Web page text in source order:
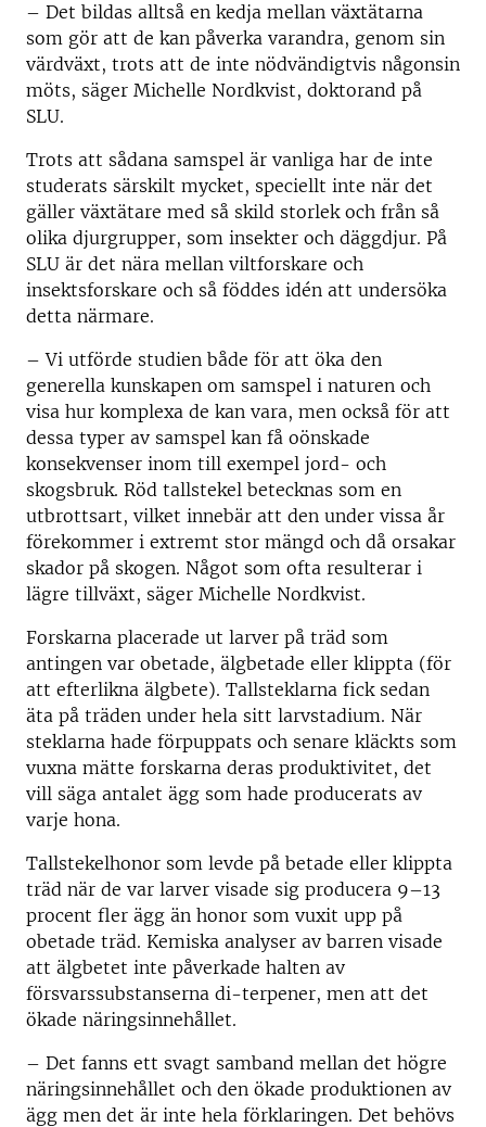
– Det bildas alltså en kedja mellan växtätarna
som gör att de kan påverka varandra, genom sin
värdväxt, trots att de inte nödvändigtvis någonsin
möts, säger Michelle Nordkvist, doktorand på
SLU.
Trots att sådana samspel är vanliga har de inte
studerats särskilt mycket, speciellt inte när det
gäller växtätare med så skild storlek och från så
olika djurgrupper, som insekter och däggdjur. På
SLU är det nära mellan viltforskare och
insektsforskare och så föddes idén att undersöka
detta närmare.
– Vi utförde studien både för att öka den
generella kunskapen om samspel i naturen och
visa hur komplexa de kan vara, men också för att
dessa typer av samspel kan få oönskade
konsekvenser inom till exempel jord- och
skogsbruk. Röd tallstekel betecknas som en
utbrottsart, vilket innebär att den under vissa år
förekommer i extremt stor mängd och då orsakar
skador på skogen. Något som ofta resulterar i
lägre tillväxt, säger Michelle Nordkvist.
Forskarna placerade ut larver på träd som
antingen var obetade, älgbetade eller klippta (för
att efterlikna älgbete). Tallsteklarna fick sedan
äta på träden under hela sitt larvstadium. När
steklarna hade förpuppats och senare kläckts som
vuxna mätte forskarna deras produktivitet, det
vill säga antalet ägg som hade producerats av
varje hona.
Tallstekelhonor som levde på betade eller klippta
träd när de var larver visade sig producera 9–13
procent fler ägg än honor som vuxit upp på
obetade träd. Kemiska analyser av barren visade
att älgbetet inte påverkade halten av
försvarssubstanserna di-terpener, men att det
ökade näringsinnehållet.
– Det fanns ett svagt samband mellan det högre
näringsinnehållet och den ökade produktionen av
ägg men det är inte hela förklaringen. Det behövs